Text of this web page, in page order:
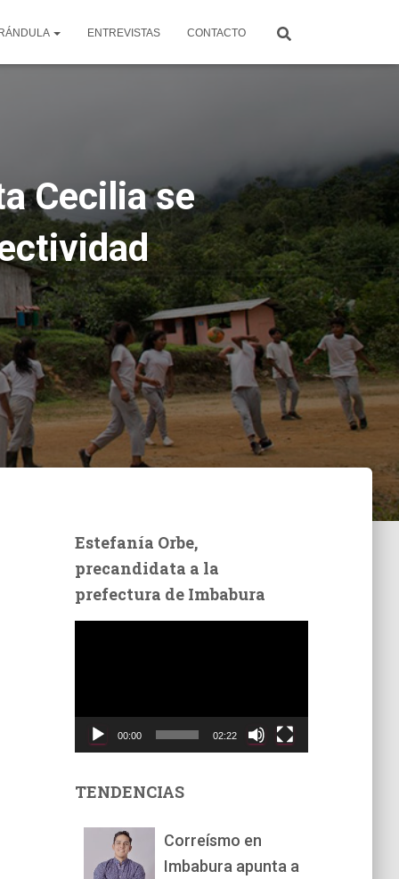
ENTREVISTAS CONTACTO
Cecilia se
Estefanía Orbe,
precandidata a la
prefectura de Imbabura
t
00:00 02:22
TENDENCIAS
Correísmo en
Imbabura apunta a